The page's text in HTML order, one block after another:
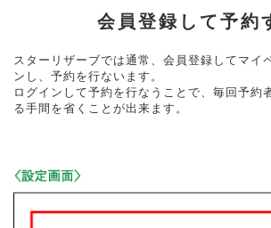
会員登録して予約
スターリザーブでは通常、会員登録してマイ
ンし、予約を行ないます。
ログインして予約を行なうことで、毎回予約
る手間を省くことが出来ます。